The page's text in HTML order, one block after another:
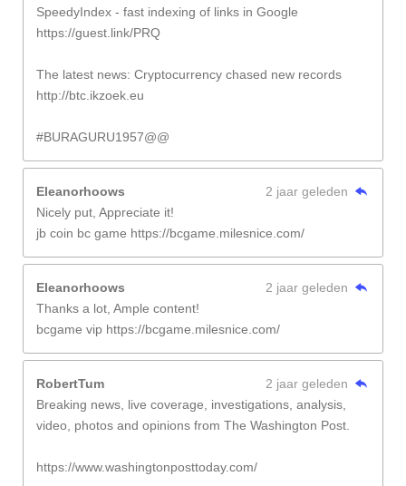
SpeedyIndex - fast indexing of links in Google
https://guest.link/PRQ
The latest news: Cryptocurrency chased new records
http://btc.ikzoek.eu
#BURAGURU1957@@
Eleanorhoows
2 jaar geleden
Nicely put, Appreciate it!
jb coin bc game https://bcgame.milesnice.com/
Eleanorhoows
2 jaar geleden
Thanks a lot, Ample content!
bcgame vip https://bcgame.milesnice.com/
RobertTum
2 jaar geleden
Breaking news, live coverage, investigations, analysis,
video, photos and opinions from The Washington Post.
https://www.washingtonposttoday.com/